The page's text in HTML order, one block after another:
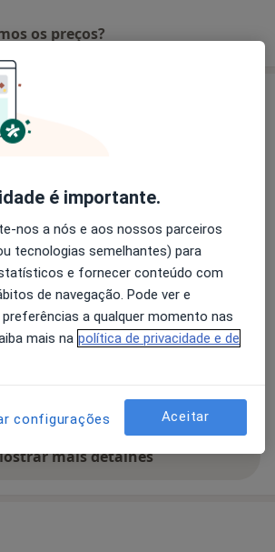
os preços?
2
privado
Moniz (Bloco B, 3B), Viseu
Ampliar o mapaabre num novo separador
não disponibiliza reservas online
mais detalhes
sobre o endereço
é importante.
nos a nós e aos nossos parceiros
tecnologias semelhantes) para
e fornecer conteúdo com
de navegação. Pode ver e
a qualquer momento nas
mais na política de privacidade e de
configurações Aceitar